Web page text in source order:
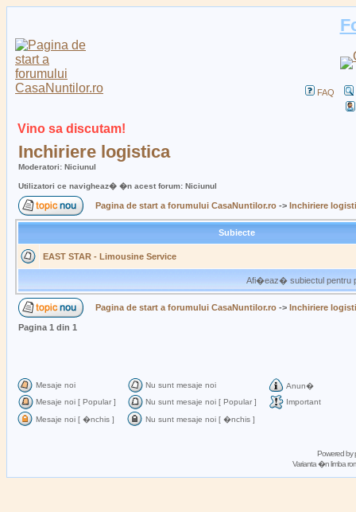
FAQ
Vino sa discutam!
Inchiriere logistica
Moderatori: Niciunul
Utilizatori ce navigheaz� �n acest forum: Niciunul
Pagina de start a forumului CasaNuntilor.ro -> Inchiriere
Subiecte
EAST STAR - Limousine Service
Afi�eaz� subiectul pentru
Pagina de start a forumului CasaNuntilor.ro -> Inchiriere
Pagina 1 din 1
Mesaje noi Nu sunt mesaje noi
Anun�
Mesaje noi [ Popular ]
Nu sunt mesaje noi [ Popular ]
Important
Mesaje noi [ �nchis ]
Nu sunt mesaje noi [ �nchis ]
Powered by
Varianta �n limba